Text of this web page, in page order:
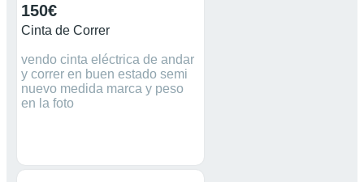
150€
Cinta de Correr
vendo cinta eléctrica de andar
y correr en buen estado semi
nuevo medida marca y peso
en la foto